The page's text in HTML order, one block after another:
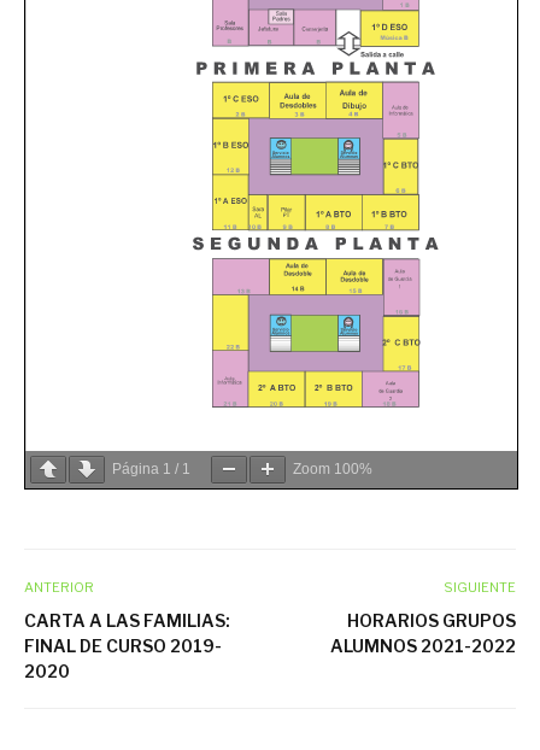
Página 1 / 1 Zoom 100%
ANTERIOR
CARTA A LAS FAMILIAS:
FINAL DE CURSO 2019-
2020
SIGUIENTE
HORARIOS GRUPOS
ALUMNOS 2021-2022